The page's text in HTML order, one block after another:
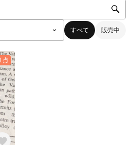
すべて 販売中
点